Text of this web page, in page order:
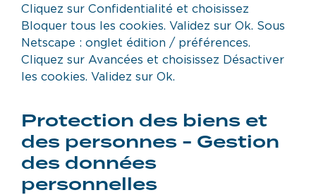
Cliquez sur Confidentialité et choisissez
Bloquer tous les cookies. Validez sur Ok. Sous
Netscape : onglet édition / préférences.
Cliquez sur Avancées et choisissez Désactiver
les cookies. Validez sur Ok.
Protection des biens et
des personnes - Gestion
des données
personnelles